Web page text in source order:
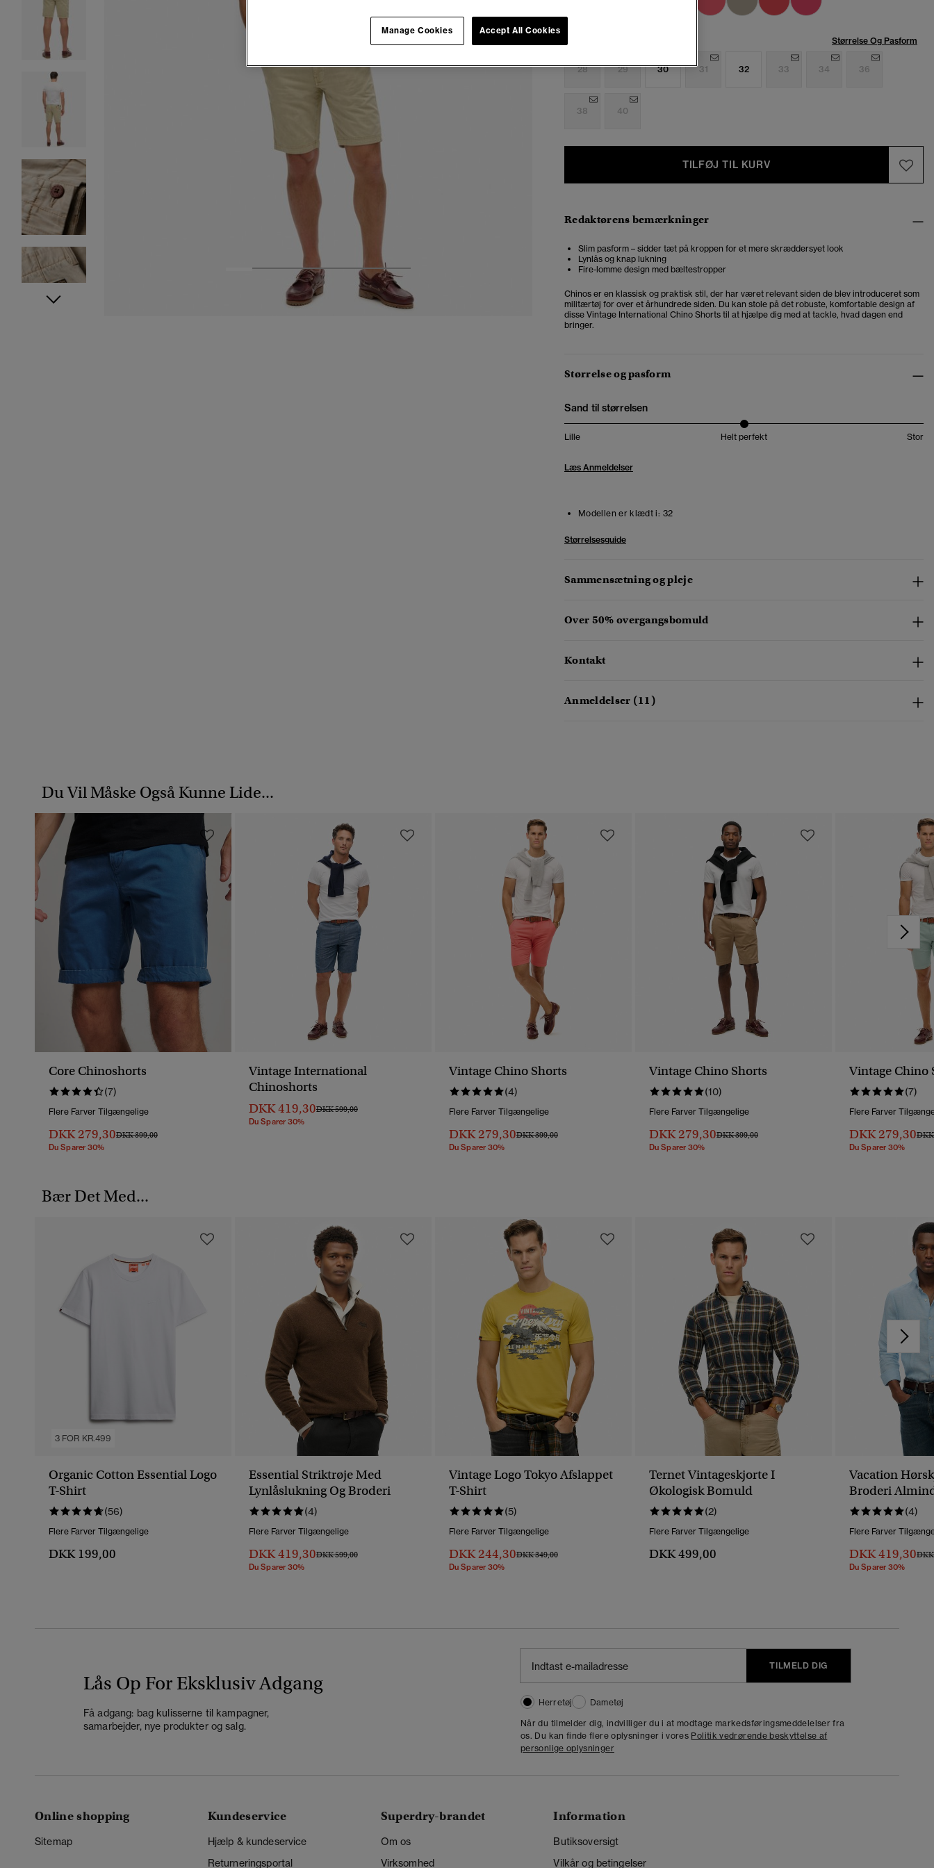
3 4 6 7
Størrelse Og Pasform
28 29 30 31 32 33 34 36
38 40
TILFØJ TIL KURV
Redaktørens bemærkninger
Slim pasform – sidder tæt på kroppen for et mere skræddersyet look
Lynlås og knap lukning
Fire-lomme design med bæltestropper
Chinos er en klassisk og praktisk stil, der har været relevant siden de blev introduceret som
militærtøj for over et århundrede siden. Du kan stole på det robuste, komfortable design af
disse Vintage International Chino Shorts til at hjælpe dig med at tackle, hvad dagen end
bringer.
Størrelse og pasform
Sand til størrelsen
Lille Helt perfekt Stor
Læs Anmeldelser
Modellen er klædt i: 32
Størrelsesguide
Sammensætning og pleje
Over 50% overgangsbomuld
Kontakt
Anmeldelser (11)
Du Vil Måske Også Kunne Lide...
Core Chinoshorts
(7)
Flere Farver Tilgængelige
DKK 279,30Pris Nedsat Fra
DKK 399,00Til
Du Sparer 30%
Vintage International
Chinoshorts
DKK 419,30Pris Nedsat Fra
DKK 599,00Til
Du Sparer 30%
Vintage Chino Shorts
(4)
Flere Farver Tilgængelige
DKK 279,30Pris Nedsat Fra
DKK 399,00Til
Du Sparer 30%
Vintage Chino Shorts
(10)
Flere Farver Tilgængelige
DKK 279,30Pris Nedsat Fra
DKK 399,00Til
Du Sparer 30%
Vintage Chino
(7)
Flere Farver
DKK 279,30Pris
Du Sparer 30%
Bær Det Med...
3 FOR KR.499
Organic Cotton Essential Logo
T-Shirt
(56)
Flere Farver Tilgængelige
DKK 199,00
Essential Striktrøje Med
Lynlåslukning Og Broderi
(4)
Flere Farver Tilgængelige
DKK 419,30Pris Nedsat Fra
DKK 599,00Til
Du Sparer 30%
Vintage Logo Tokyo Afslappet
T-Shirt
(5)
Flere Farver Tilgængelige
DKK 244,30Pris Nedsat Fra
DKK 349,00Til
Du Sparer 30%
Ternet Vintageskjorte I
Økologisk Bomuld
(2)
Flere Farver Tilgængelige
DKK 499,00
Vacation
Broderi
(4)
Flere Farver
DKK 419,30Pris
Du Sparer 30%
Lås Op For Eksklusiv Adgang
Få adgang: bag kulisserne til kampagner,
samarbejder, nye produkter og salg.
TILMELD DIG
Herretøj
Dametøj
Når du tilmelder dig, indvilliger du i at modtage markedsføringsmeddelelser fra
os. Du kan finde flere oplysninger i vores Politik vedrørende beskyttelse af
personlige oplysninger
Online shopping
Sitemap
Kundeservice
Hjælp & kundeservice
Returneringsportal
Superdry-brandet
Om os
Virksomhed
Information
Butiksoversigt
Vilkår og betingelser
Accept All Cookies
Manage Cookies